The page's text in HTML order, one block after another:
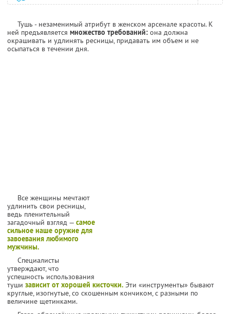
Тушь - незаменимый атрибут в женском арсенале красоты. К
ней предъявляется множество требований: она должна
окрашивать и удлинять ресницы, придавать им объем и не
осыпаться в течении дня.
Все женщины мечтают
удлинить свои ресницы,
ведь пленительный
загадочный взгляд — самое
сильное наше оружие для
завоевания любимого
мужчины.
Специалисты
утверждают, что
успешность использования
туши зависит от хорошей кисточки. Эти «инструменты» бывают
круглые, изогнутые, со скошенным кончиком, с разными по
величине щетинками.